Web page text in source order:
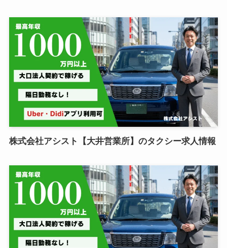
株式会社アシスト【大井営業所】のタクシー求人情報